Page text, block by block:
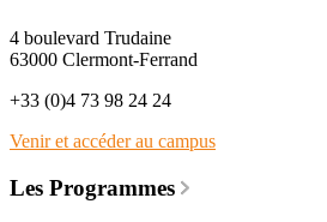
4 boulevard Trudaine
63000 Clermont-Ferrand
+33 (0)4 73 98 24 24
Venir et accéder au campus
Les Programmes